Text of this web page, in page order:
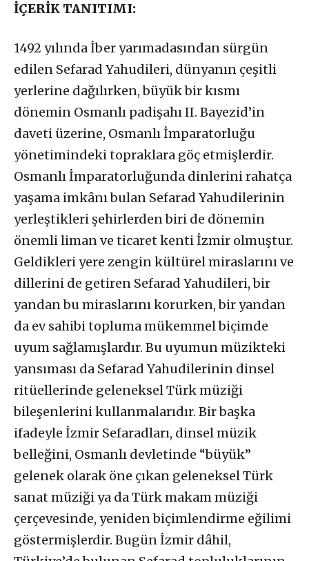
İÇERİK TANITIMI:
1492 yılında İber yarımadasından sürgün
edilen Sefarad Yahudileri, dünyanın çeşitli
yerlerine dağılırken, büyük bir kısmı
dönemin Osmanlı padişahı II. Bayezid’in
daveti üzerine, Osmanlı İmparatorluğu
yönetimindeki topraklara göç etmişlerdir.
Osmanlı İmparatorluğunda dinlerini rahatça
yaşama imkânı bulan Sefarad Yahudilerinin
yerleştikleri şehirlerden biri de dönemin
önemli liman ve ticaret kenti İzmir olmuştur.
Geldikleri yere zengin kültürel miraslarını ve
dillerini de getiren Sefarad Yahudileri, bir
yandan bu miraslarını korurken, bir yandan
da ev sahibi topluma mükemmel biçimde
uyum sağlamışlardır. Bu uyumun müzikteki
yansıması da Sefarad Yahudilerinin dinsel
ritüellerinde geleneksel Türk müziği
bileşenlerini kullanmalarıdır. Bir başka
ifadeyle İzmir Sefaradları, dinsel müzik
belleğini, Osmanlı devletinde “büyük”
gelenek olarak öne çıkan geleneksel Türk
sanat müziği ya da Türk makam müziği
çerçevesinde, yeniden biçimlendirme eğilimi
göstermişlerdir. Bugün İzmir dâhil,